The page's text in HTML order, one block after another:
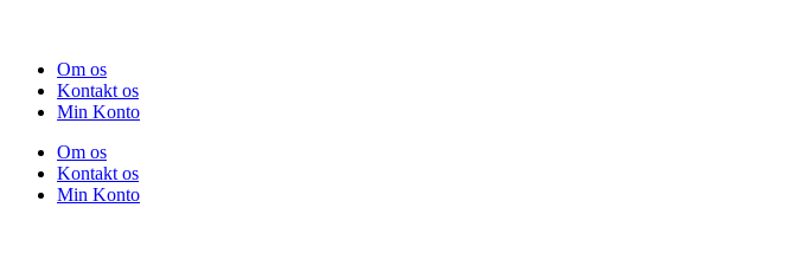
Om os
Kontakt os
Min Konto
Om os
Kontakt os
Min Konto